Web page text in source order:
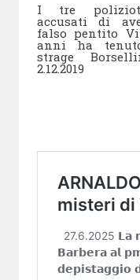
I tre
accusati di
falso pentito
anni ha
strage
2.12.2019